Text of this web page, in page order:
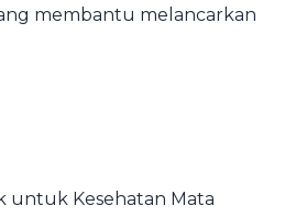
membantu melancarkan
untuk Kesehatan Mata